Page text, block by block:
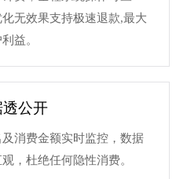
无效果支持极速退款,最大
益。
公开
消费金额实时监控，数据
，杜绝任何隐性消费。